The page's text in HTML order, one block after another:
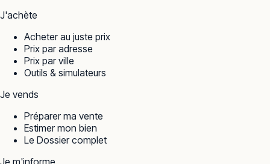
J'achète
Acheter au juste prix
Prix par adresse
Prix par ville
Outils & simulateurs
Je vends
Préparer ma vente
Estimer mon bien
Le Dossier complet
Je m'informe